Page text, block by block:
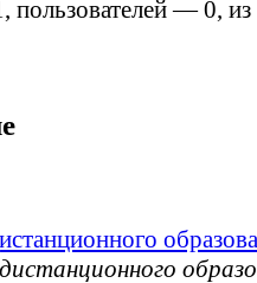
, пользователей —0,